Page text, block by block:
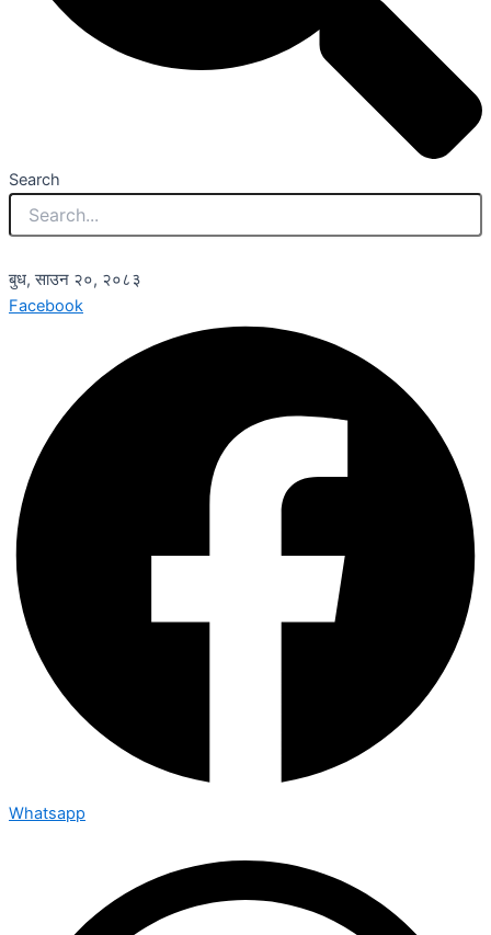
Search
बुध, साउन २०, २०८३
Facebook
Whatsapp